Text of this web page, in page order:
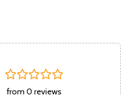
from 0 reviews